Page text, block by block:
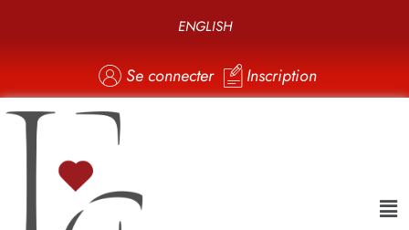
ENGLISH
Se connecter Inscription